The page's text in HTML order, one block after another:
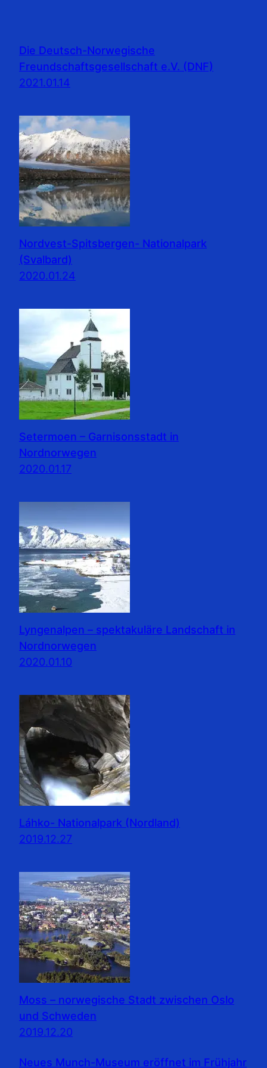
Die Deutsch-Norwegische
Freundschaftsgesellschaft e.V. (DNF)
2021.01.14
Nordvest-Spitsbergen- Nationalpark
(Svalbard)
2020.01.24
Setermoen – Garnisonsstadt in
Nordnorwegen
2020.01.17
Lyngenalpen – spektakuläre Landschaft in
Nordnorwegen
2020.01.10
Láhko- Nationalpark (Nordland)
2019.12.27
Moss – norwegische Stadt zwischen Oslo
und Schweden
2019.12.20
Neues Munch-Museum eröffnet im Frühjahr